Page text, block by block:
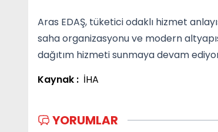
Aras EDAŞ, tüketici odaklı hizmet
saha organizasyonu ve modern
dağıtım hizmeti sunmaya devam
Kaynak : İHA
YORUMLAR